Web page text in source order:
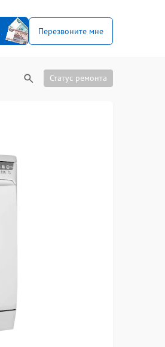
Перезвоните мне
Статус ремонта